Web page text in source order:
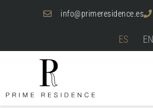
info@primeresidence.es
ES EN